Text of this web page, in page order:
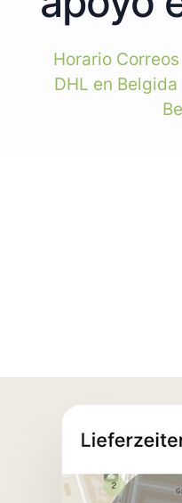
Horario
DHL en Belgida